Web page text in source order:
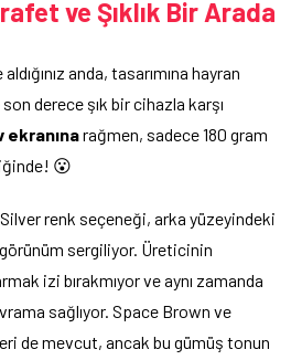
ve Şıklık Bir Arada
anda, tasarımına hayran
derece şık bir cihazla karşı
ekranınarağmen, sadece 180 gram
😮
renk seçeneği, arka yüzeyindeki
sergiliyor. Üreticinin
izi bırakmıyor ve aynı zamanda
sağlıyor. Space Brown ve
de mevcut, ancak bu gümüş tonun